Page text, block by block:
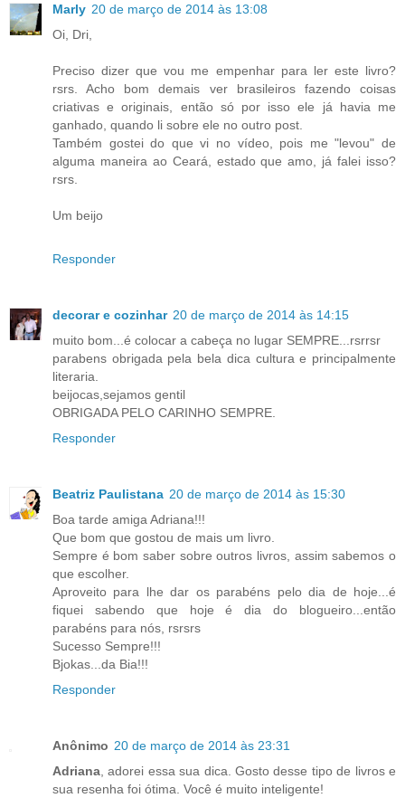
Marly 20 de março de 2014 às 13:08
Oi, Dri,
Preciso dizer que vou me empenhar para ler este livro?
rsrs. Acho bom demais ver brasileiros fazendo coisas
criativas e originais, então só por isso ele já havia me
ganhado, quando li sobre ele no outro post.
Também gostei do que vi no vídeo, pois me "levou" de
alguma maneira ao Ceará, estado que amo, já falei isso?
rsrs.
Um beijo
Responder
decorar e cozinhar 20 de março de 2014 às 14:15
muito bom...é colocar a cabeça no lugar SEMPRE...rsrrsr
parabens obrigada pela bela dica cultura e principalmente
literaria.
beijocas,sejamos gentil
OBRIGADA PELO CARINHO SEMPRE.
Responder
Beatriz Paulistana 20 de março de 2014 às 15:30
Boa tarde amiga Adriana!!!
Que bom que gostou de mais um livro.
Sempre é bom saber sobre outros livros, assim sabemos o
que escolher.
Aproveito para lhe dar os parabéns pelo dia de hoje...é
fiquei sabendo que hoje é dia do blogueiro...então
parabéns para nós, rsrsrs
Sucesso Sempre!!!
Bjokas...da Bia!!!
Responder
Anônimo 20 de março de 2014 às 23:31
Adriana , adorei essa sua dica. Gosto desse tipo de livros e
sua resenha foi ótima. Você é muito inteligente!